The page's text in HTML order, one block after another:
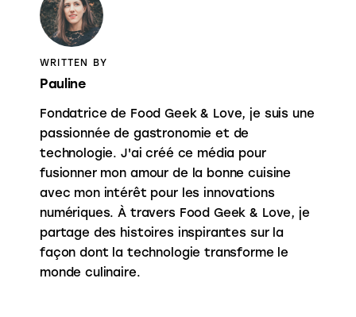
WRITTEN BY
Pauline
Fondatrice de Food Geek & Love, je suis une
passionnée de gastronomie et de
technologie. J'ai créé ce média pour
fusionner mon amour de la bonne cuisine
avec mon intérêt pour les innovations
numériques. À travers Food Geek & Love, je
partage des histoires inspirantes sur la
façon dont la technologie transforme le
monde culinaire.